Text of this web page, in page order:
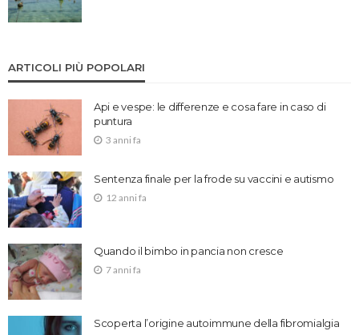
ARTICOLI PIÙ POPOLARI
Api e vespe: le differenze e cosa fare in caso di
puntura
3 anni fa
Sentenza finale per la frode su vaccini e autismo
12 anni fa
Quando il bimbo in pancia non cresce
7 anni fa
Scoperta l’origine autoimmune della fibromialgia